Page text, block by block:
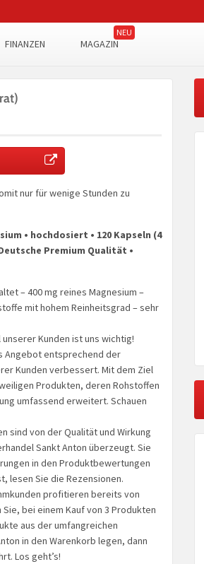
FINANZEN MAGAZIN
nur für wenige Stunden zu
• hochdosiert • 120 Kapseln (4
Premium Qualität •
– 400 mg reines Magnesium –
mit hohem Reinheitsgrad – sehr
unserer Kunden ist uns wichtig!
Angebot entsprechend der
Kunden verbessert. Mit dem Ziel
Produkten, deren Rohstoffen
umfassend erweitert. Schauen
sind von der Qualität und Wirkung
Sankt Anton überzeugt. Sie
in den Produktbewertungen
lesen Sie die Rezensionen.
profitieren bereits von
bei einem Kauf von 3 Produkten
aus der umfangreichen
in den Warenkorb legen, dann
Los geht’s!